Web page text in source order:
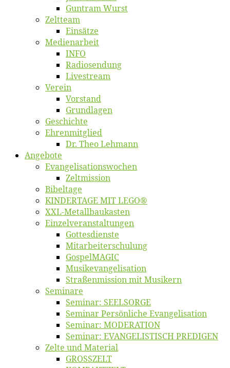
Gun­tram Wurst
Zelt­team
Ein­sät­ze
Me­di­en­ar­beit
INFO
Ra­dio­sen­dung
Live­stream
Ver­ein
Vor­stand
Grund­la­gen
Ge­schich­te
Eh­ren­mit­glied
Dr. Theo Lehmann
An­ge­bo­te
Evangelisa­tions­wo­chen
Zelt­mis­si­on
Bi­bel­ta­ge
KINDERTAGE MIT LEGO®
XXL-Me­­tal­l­­bau­­kas­­ten
Einzelver­an­stal­tungen
Got­tes­diens­te
Mitarbeiter­schulung
Gos­pel­MA­GIC
Musikevan­ge­li­sa­tion
Straßenmis­sion mit Musikern
Se­mi­na­re
Se­mi­nar: SEELSORGE
Se­mi­nar Per­sön­li­che Evangelisation
Se­mi­nar: MODERATION
Se­mi­nar: EVANGELISTISCH PREDIGEN
Zel­te und Material
GROSSZELT